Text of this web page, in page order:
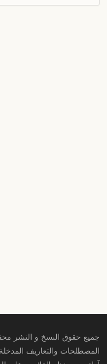
جميع حقوق النسخ و النشر محفوظة ©
المصطلحات والتعاريف